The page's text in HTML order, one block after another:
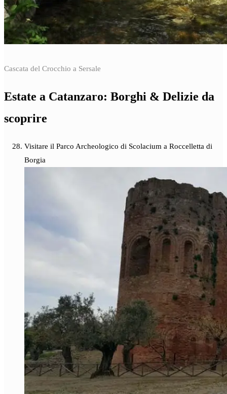
Cascata del Crocchio a Sersale
Estate a Catanzaro: Borghi & Delizie da
scoprire
Visitare il Parco Archeologico di Scolacium a Roccelletta di
Borgia